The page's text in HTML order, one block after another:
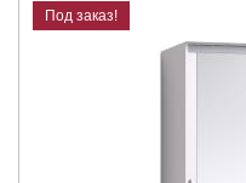
Под заказ!